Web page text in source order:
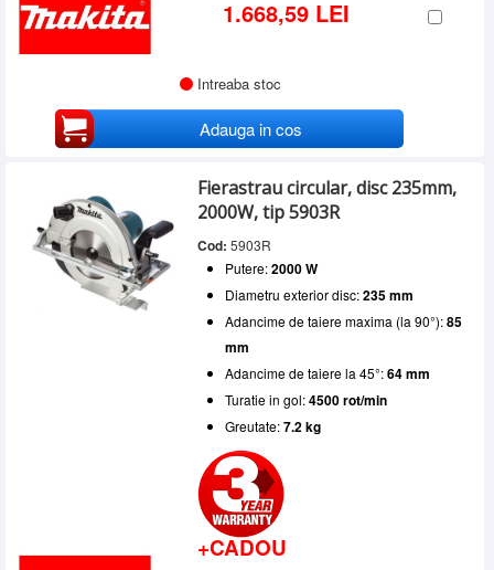
1.668,59 LEI
Intreaba stoc
Adauga in cos
Fierastrau circular, disc 235mm,
2000W, tip 5903R
Cod: 5903R
Putere:2000 W
Diametru exterior disc:235 mm
Adancime de taiere maxima (la 90°):85
mm
Adancime de taiere la 45°:64 mm
Turatie in gol:4500 rot/min
Greutate:7.2 kg
+CADOU